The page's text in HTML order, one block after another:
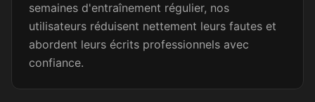
Efficace pour s'améliorer... je
m'entraîne tous les jours.
semaines d'entraînement régulier, nos
utilisateurs réduisent nettement leurs fautes et
abordent leurs écrits professionnels avec
confiance.